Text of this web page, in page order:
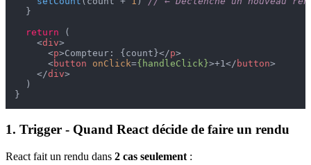
  }
return (
<div>
<p>Compteur: {count}</p>
<button onClick={handleClick}>+1</ button>
</div>
  )
1. Trigger - Quand React décide de faire un rendu
React fait un rendu dans 2 cas seulement :